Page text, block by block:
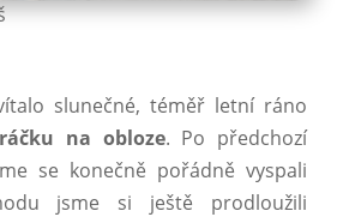
slunečné, téměř letní ráno
na obloze. Po předchozí
se konečně pořádně vyspali
jsme si ještě prodloužili